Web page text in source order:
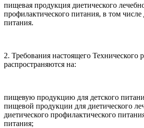
пищевая продукция диетического
профилактического питания, в том числе
питания.
2. Требования настоящего Технического
распространяются на:
пищевую продукцию для детского
пищевой продукции для диетического
диетического профилактического
питания;